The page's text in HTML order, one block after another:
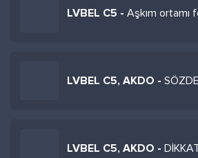
LVBEL C5 - Aşkım ortamı
LVBEL C5, AKDO - SÖZDE
LVBEL C5, AKDO -